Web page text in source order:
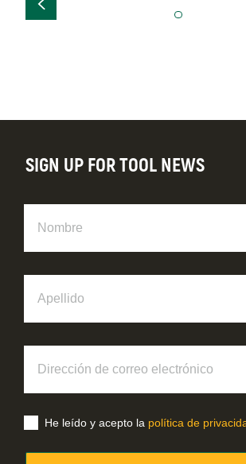
SIGN UP FOR TOOL NEWS
correo
electrónico
He leído y acepto la política de